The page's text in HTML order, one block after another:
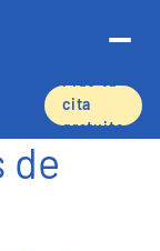
cita
gratuita
de